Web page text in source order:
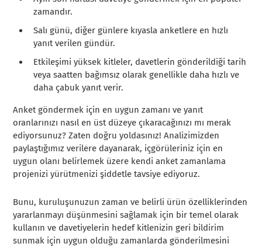
zamandır.
Salı günü, diğer günlere kıyasla anketlere en hızlı
yanıt verilen gündür.
Etkileşimi yüksek kitleler, davetlerin gönderildiği tarih
veya saatten bağımsız olarak genellikle daha hızlı ve
daha çabuk yanıt verir.
Anket göndermek için en uygun zamanı ve yanıt
oranlarınızı nasıl en üst düzeye çıkaracağınızı mı merak
ediyorsunuz? Zaten doğru yoldasınız! Analizimizden
paylaştığımız verilere dayanarak, içgörüleriniz için en
uygun olanı belirlemek üzere kendi anket zamanlama
projenizi yürütmenizi şiddetle tavsiye ediyoruz.
Bunu, kuruluşunuzun zaman ve belirli ürün özelliklerinden
yararlanmayı düşünmesini sağlamak için bir temel olarak
kullanın ve davetiyelerin hedef kitlenizin geri bildirim
sunmak için uygun olduğu zamanlarda gönderilmesini